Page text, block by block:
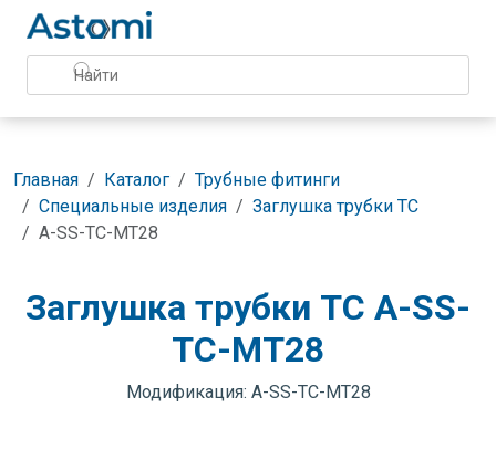
Главная Каталог
Трубные фитинги
Специальные изделия
Заглушка трубки TC
A-SS-TC-MT28
Заглушка трубки TC A-SS-
TC-MT28
Модификация: A-SS-TC-MT28